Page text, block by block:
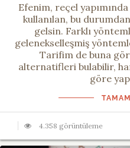
Efenim, reçel
kullanılan, bu
gelsin. Farklı
gelenekselleşmiş
Tarifim de buna
alternatifleri bulabilir,
göre
4.358 görüntüleme